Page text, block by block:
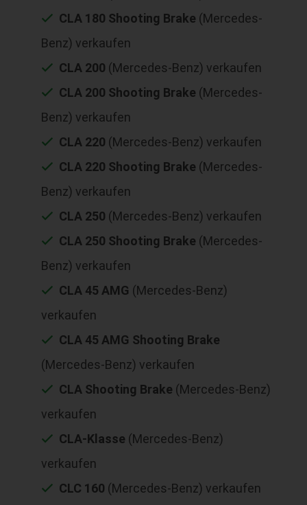
CLA 180 Shooting Brake (Mercedes-
Benz) verkaufen
CLA 200 (Mercedes-Benz) verkaufen
CLA 200 Shooting Brake (Mercedes-
Benz) verkaufen
CLA 220 (Mercedes-Benz) verkaufen
CLA 220 Shooting Brake (Mercedes-
Benz) verkaufen
CLA 250 (Mercedes-Benz) verkaufen
CLA 250 Shooting Brake (Mercedes-
Benz) verkaufen
CLA 45 AMG (Mercedes-Benz)
verkaufen
CLA 45 AMG Shooting Brake
(Mercedes-Benz) verkaufen
CLA Shooting Brake (Mercedes-Benz)
verkaufen
CLA-Klasse (Mercedes-Benz)
verkaufen
CLC 160 (Mercedes-Benz) verkaufen